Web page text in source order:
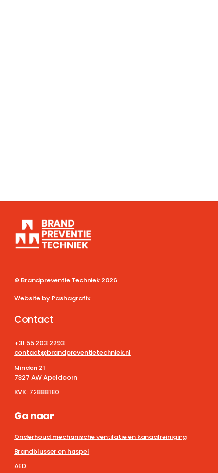
© Brandpreventie Techniek 2026
Website by Pashagrafix
Contact
+31 55 203 2293
contact@brandpreventietechniek.nl
Minden 21
7327 AW Apeldoorn
KVK: 72888180
Ga naar
Onderhoud mechanische ventilatie en kanaalreiniging
Brandblusser en haspel
AED